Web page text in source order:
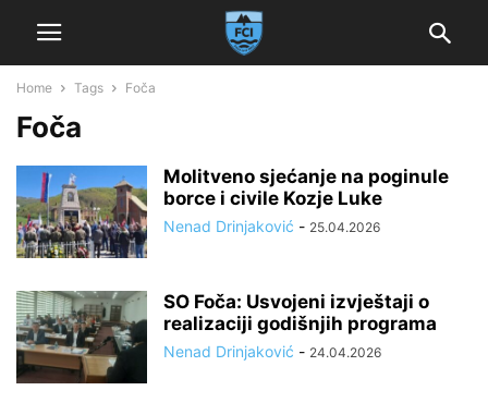
Home Tags Foča
Foča
Molitveno sjećanje na poginule
borce i civile Kozje Luke
Nenad Drinjaković - 25.04.2026
SO Foča: Usvojeni izvještaji o
realizaciji godišnjih programa
Nenad Drinjaković - 24.04.2026